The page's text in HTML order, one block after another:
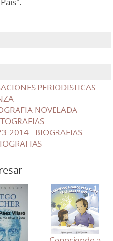
PERIODISTICAS
NOVELADA
2014 - BIOGRAFIAS